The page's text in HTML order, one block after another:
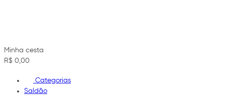
Minha cesta
R$ 0,00
Categorias
Saldão